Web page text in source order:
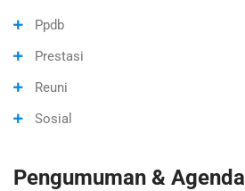
Ppdb
Prestasi
Reuni
Sosial
Pengumuman & Agenda